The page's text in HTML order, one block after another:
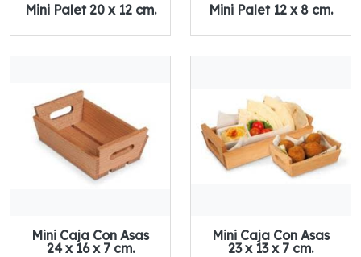
Mini Palet 20 x 12 cm. Mini Palet 12 x 8 cm.
Mini Caja Con Asas
24 x 16 x 7 cm.
Mini Caja Con Asas
23 x 13 x 7 cm.